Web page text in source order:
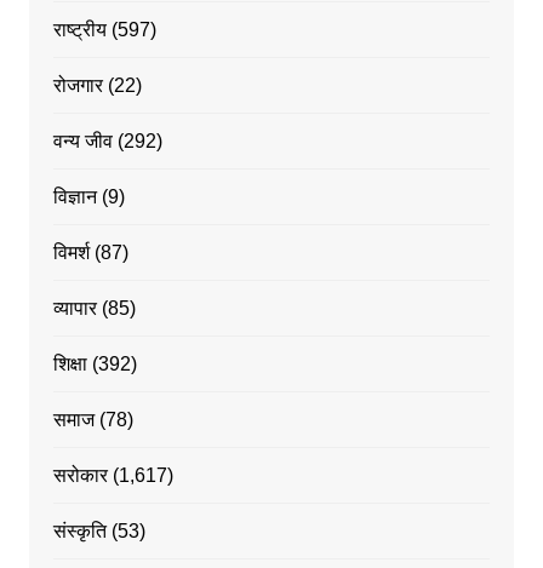
राष्ट्रीय(597)
रोजगार(22)
वन्य जीव(292)
विज्ञान(9)
विमर्श(87)
व्यापार(85)
शिक्षा(392)
समाज(78)
सरोकार(1,617)
संस्कृति(53)